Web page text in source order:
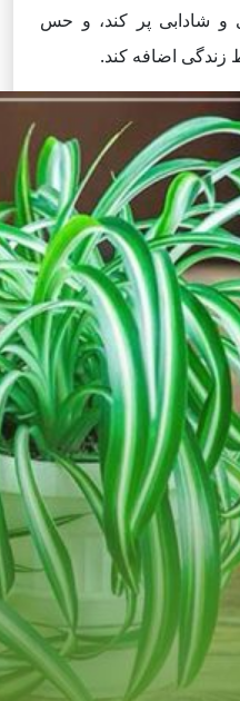
و شادابی پر کند، و حس
اضافه کند.